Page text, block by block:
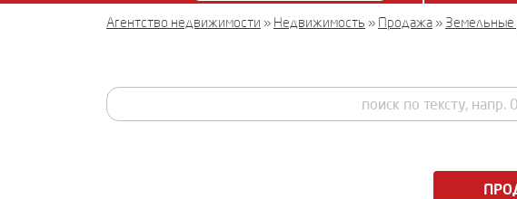
Агентство недвижимости » Недвижимость » Продажа » Земельные